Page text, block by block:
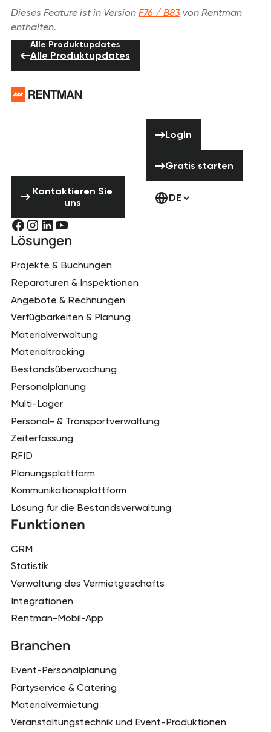
Dieses Feature ist in Version F76 / B83von Rentman
enthalten.
Alle Produktupdates
Alle Produktupdates
Kontaktieren Sie uns
Kontaktieren Sie
uns
Login
Gratis starten
DE
Lösungen
Projekte & Buchungen
Reparaturen & Inspektionen
Angebote & Rechnungen
Verfügbarkeiten & Planung
Materialverwaltung
Materialtracking
Bestandsüberwachung
Personalplanung
Multi-Lager
Personal- & Transportverwaltung
Zeiterfassung
RFID
Planungsplattform
Kommunikationsplattform
Lösung für die Bestandsverwaltung
Funktionen
CRM
Statistik
Verwaltung des Vermietgeschäfts
Integrationen
Rentman-Mobil-App
Branchen
Event-Personalplanung
Partyservice & Catering
Materialvermietung
Veranstaltungstechnik und Event-Produktionen